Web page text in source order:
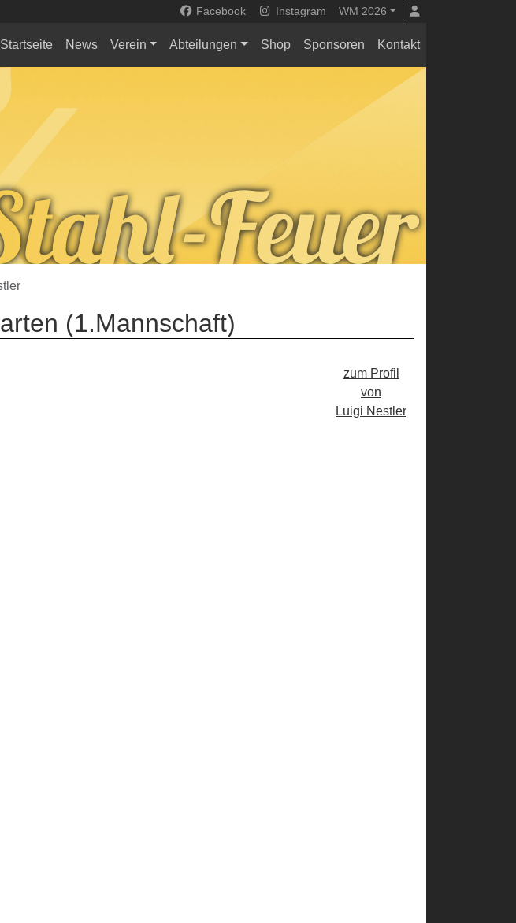
Facebook Instagram WM 2026
Startseite News Verein Abteilungen Shop Sponsoren Kontakt
(1.Mannschaft)
zum Profil
von
Luigi Nestler